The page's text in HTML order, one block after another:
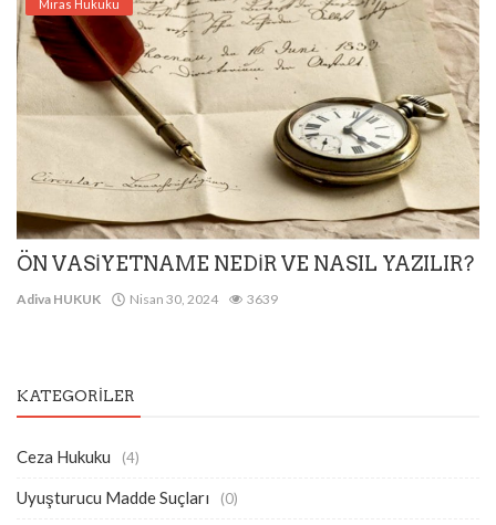
Miras Hukuku
ÖN VASİYETNAME NEDİR VE NASIL YAZILIR?
Adiva HUKUK Nisan 30, 2024 3639
KATEGORILER
Ceza Hukuku (4)
Uyuşturucu Madde Suçları (0)